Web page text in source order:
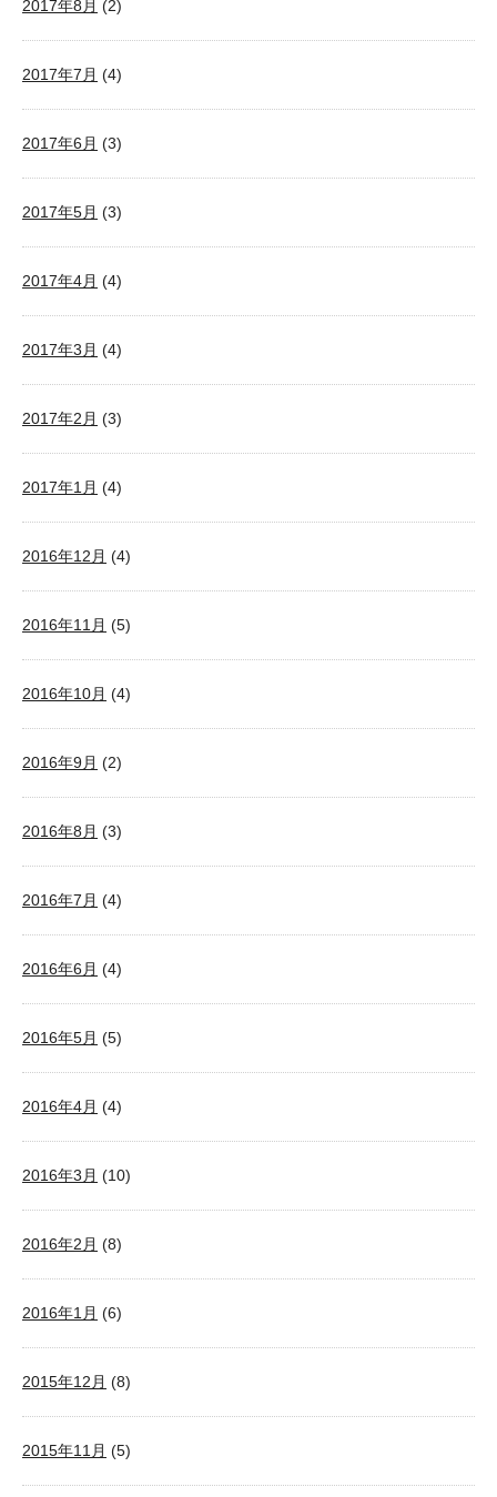
2017年8月 (2)
2017年7月 (4)
2017年6月 (3)
2017年5月 (3)
2017年4月 (4)
2017年3月 (4)
2017年2月 (3)
2017年1月 (4)
2016年12月 (4)
2016年11月 (5)
2016年10月 (4)
2016年9月 (2)
2016年8月 (3)
2016年7月 (4)
2016年6月 (4)
2016年5月 (5)
2016年4月 (4)
2016年3月 (10)
2016年2月 (8)
2016年1月 (6)
2015年12月 (8)
2015年11月 (5)